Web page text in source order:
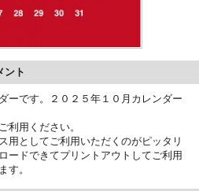
ント
ーです。２０２５年１０月カレンダー
利用ください。
用としてご利用いただくのがピッタリ
ードできてプリントアウトしてご利用
す。